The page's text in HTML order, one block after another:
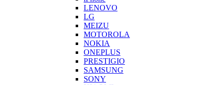
LENOVO
LG
MEIZU
MOTOROLA
NOKIA
ONEPLUS
PRESTIGIO
SAMSUNG
SONY